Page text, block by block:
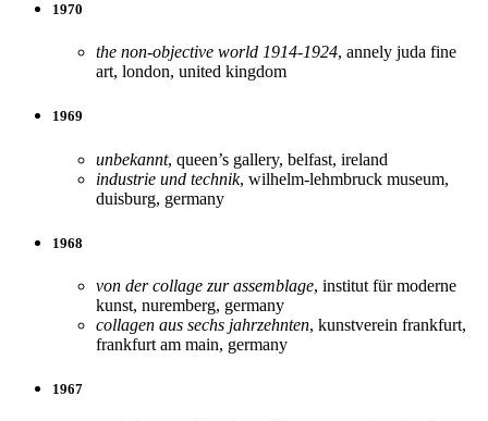
1970
the non-objective world 1914-1924, annely juda fine
art, london, united kingdom
1969
unbekannt, queen’s gallery, belfast, ireland
industrie und technik, wilhelm-lehmbruck museum,
duisburg, germany
1968
von der collage zur assemblage, institut für moderne
kunst, nuremberg, germany
collagen aus sechs jahrzehnten, kunstverein frankfurt,
frankfurt am main, germany
1967